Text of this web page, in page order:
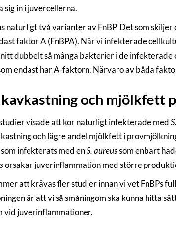
sig in i juvercellerna.
naturligt två varianter av FnBP. Det som
faktor A (FnBPA). När vi infekterade
dubbelt så många bakterier i de
endast har A-faktorn. Närvaro av båda
och mjölkfett
visade att kor naturligt infekterade med
och lägre andel mjölkfett i
infekterats med enS. aureussom enbart
orsakar juverinflammation med större
att krävas fler studier innan vi vet FnBPs
är att vi så småningom ska kunna hitta
vid juverinflammationer.